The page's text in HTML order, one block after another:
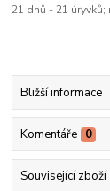
21 dnů - 21
Bližší informace
Komentáře 0
Související zboží